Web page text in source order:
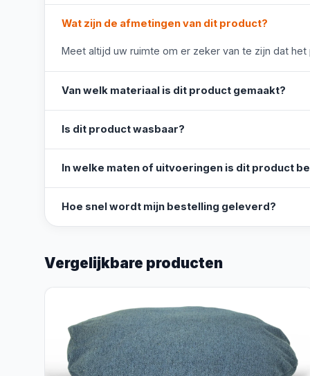
Wat zijn de afmetingen van dit product?
Meet altijd uw ruimte om er zeker van te zijn dat het
Van welk materiaal is dit product gemaakt?
Is dit product wasbaar?
In welke maten of uitvoeringen is dit product
Hoe snel wordt mijn bestelling geleverd?
Vergelijkbare producten